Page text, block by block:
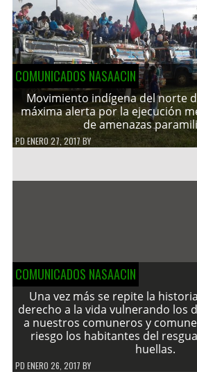
COMUNICADOS NASAACIN
Movimiento indígena del norte
máxima alerta por la ejecución
de amenazas
PDENERO 27, 2017 BY
COMUNICADOS NASAACIN
Una vez más se repite la
derecho a la vida vulnerando los
a nuestros comuneros y
riesgo los habitantes del
huellas.
PD ENERO 26, 2017 BY